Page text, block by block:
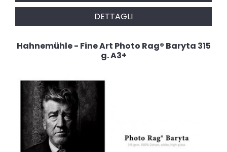
DETTAGLI
Hahnemühle - Fine Art Photo Rag® Baryta 315
g. A3+